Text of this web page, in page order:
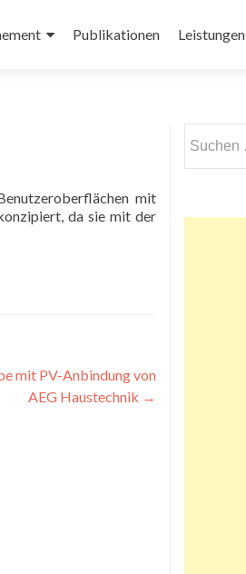
Publikationen Leistungen
mit
da sie mit der
mit PV-Anbindung von
AEG Haustechnik →
nach: